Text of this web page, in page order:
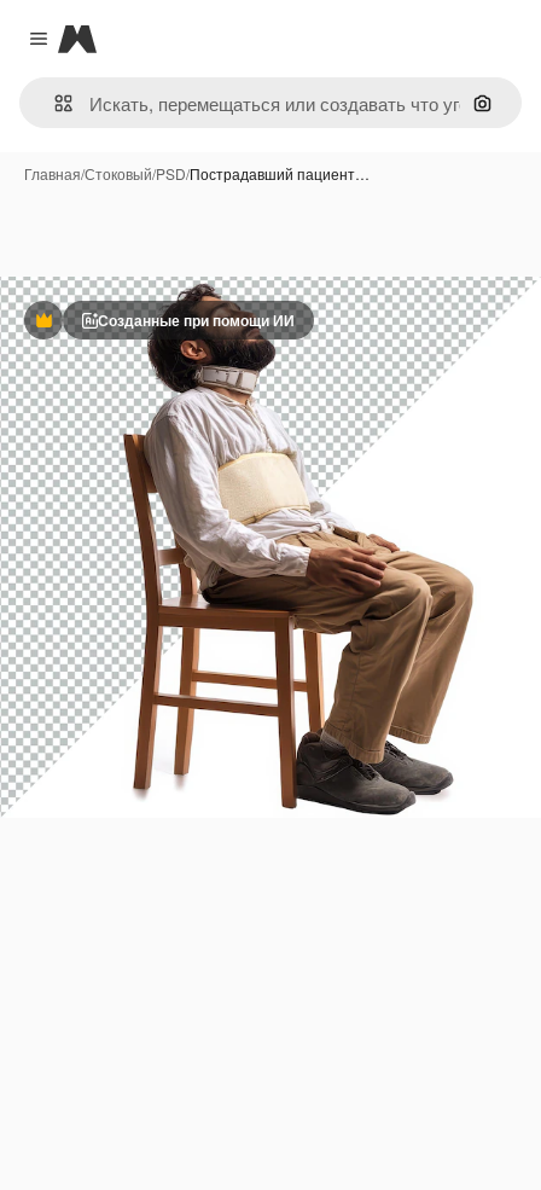
Close menu
Magnific
Поиск
Главная/Стоковый/PSD/Пострадавший пациент…
ПремиумСозданные при помощи ИИ